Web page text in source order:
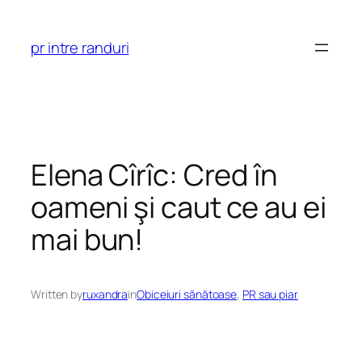
content
pr intre randuri
Elena Cîrîc: Cred în
oameni şi caut ce au ei
mai bun!
Written byruxandrainObiceiuri sănătoase, PR sau piar